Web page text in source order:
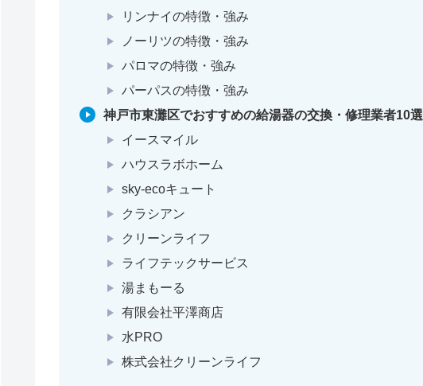
リンナイの特徴・強み
ノーリツの特徴・強み
パロマの特徴・強み
パーパスの特徴・強み
神戸市東灘区でおすすめの給湯器の交換・修理業者10選
イースマイル
ハウスラボホーム
sky-ecoキュート
クラシアン
クリーンライフ
ライフテックサービス
湯まもーる
有限会社平澤商店
水PRO
株式会社クリーンライフ